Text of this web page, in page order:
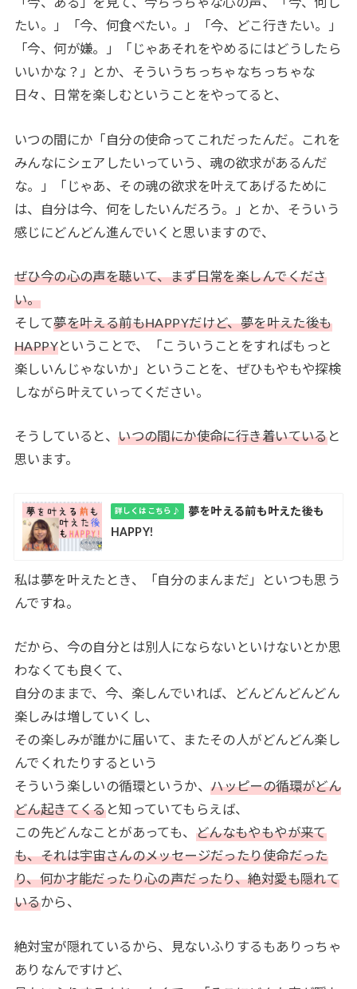
「今、ある」を見て、今ちっちゃな心の声、「今、何し
たい。」「今、何食べたい。」「今、どこ行きたい。」
「今、何が嫌。」「じゃあそれをやめるにはどうしたら
いいかな？」とか、そういうちっちゃなちっちゃな
日々、日常を楽しむということをやってると、
いつの間にか「自分の使命ってこれだったんだ。これを
みんなにシェアしたいっていう、魂の欲求があるんだ
な。」「じゃあ、その魂の欲求を叶えてあげるために
は、自分は今、何をしたいんだろう。」とか、そういう
感じにどんどん進んでいくと思いますので、
ぜひ今の心の声を聴いて、まず日常を楽しんでくださ
い。
そして夢を叶える前もHAPPYだけど、夢を叶えた後も
HAPPYということで、「こういうことをすればもっと
楽しいんじゃないか」ということを、ぜひもやもや探検
しながら叶えていってください。
そうしていると、いつの間にか使命に行き着いていると
思います。
詳しくはこちら♪
夢を叶える前も叶えた後も
HAPPY!
私は夢を叶えたとき、「自分のまんまだ」といつも思う
んですね。
だから、今の自分とは別人にならないといけないとか思
わなくても良くて、
自分のままで、今、楽しんでいれば、どんどんどんどん
楽しみは増していくし、
その楽しみが誰かに届いて、またその人がどんどん楽し
んでくれたりするという
そういう楽しいの循環というか、ハッピーの循環がどん
どん起きてくると知っていてもらえば、
この先どんなことがあっても、 どんなもやもやが来て
も、それは宇宙さんのメッセージだったり使命だった
り、何か才能だったり心の声だったり、絶対愛も隠れて
いるから、
絶対宝が隠れているから、見ないふりするもありっちゃ
ありなんですけど、